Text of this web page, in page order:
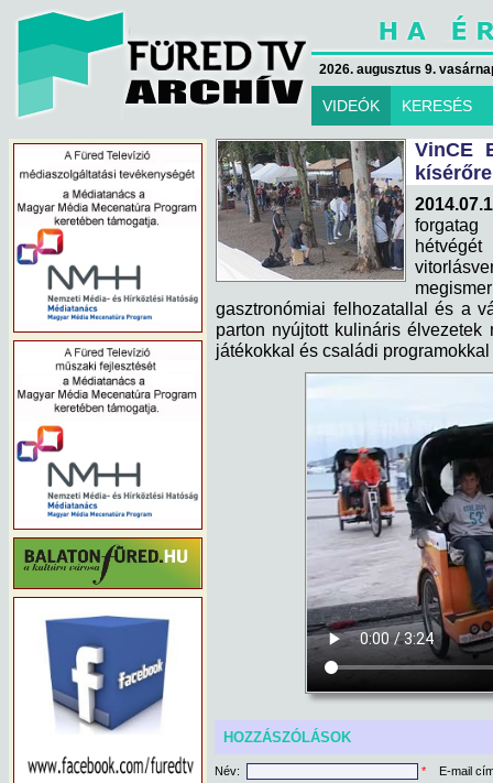
2026. augusztus 9.
VIDEÓK KERESÉS
VinCE
gasztronómiai felhozatallal és a
parton nyújtott kulináris élvezetek
játékokkal és családi
HOZZÁSZÓLÁSOK
Név: * E-mail